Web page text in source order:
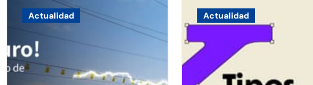
Actualidad Actualidad